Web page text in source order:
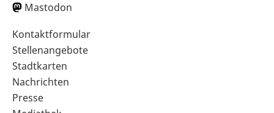
Mastodon
Sekundärnavigation
im
Fußbereich
Kontaktformular
Stellenangebote
Stadtkarten
Nachrichten
Presse